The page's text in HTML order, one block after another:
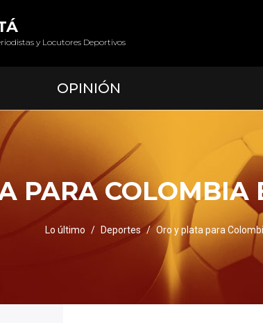
y Locutores Deportivos
OPINIÓN
PARA COLOMBIA
Lo último Deportes Oro y plata para